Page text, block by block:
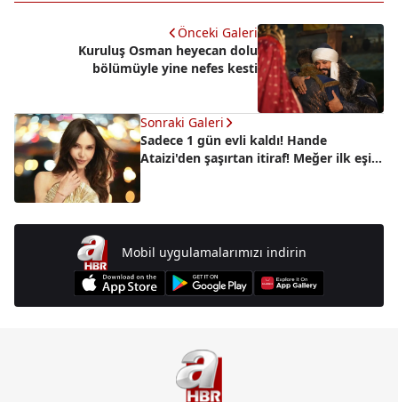
Önceki Galeri
Kuruluş Osman heyecan dolu
bölümüyle yine nefes kesti
Sonraki Galeri
Sadece 1 gün evli kaldı! Hande
Ataizi'den şaşırtan itiraf! Meğer ilk eşi...
Mobil uygulamalarımızı indirin